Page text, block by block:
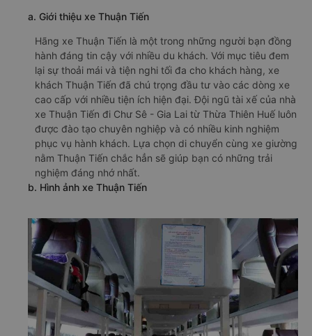
a. Giới thiệu xe Thuận Tiến
Hãng xe Thuận Tiến là một trong những người bạn đồng
hành đáng tin cậy với nhiều du khách. Với mục tiêu đem
lại sự thoải mái và tiện nghi tối đa cho khách hàng, xe
khách Thuận Tiến đã chú trọng đầu tư vào các dòng xe
cao cấp với nhiều tiện ích hiện đại. Đội ngũ tài xế của nhà
xe Thuận Tiến đi Chư Sê - Gia Lai từ Thừa Thiên Huế luôn
được đào tạo chuyên nghiệp và có nhiều kinh nghiệm
phục vụ hành khách. Lựa chọn di chuyển cùng xe giường
nằm Thuận Tiến chắc hẳn sẽ giúp bạn có những trải
nghiệm đáng nhớ nhất.
b. Hình ảnh xe Thuận Tiến